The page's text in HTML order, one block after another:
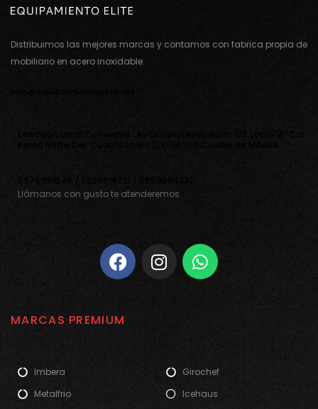
Distribuimos las mejores marcas y contamos con fabrica propia de
mobiliario en acero inoxidable.
Llámanos con gusto te atenderemos
MARCAS PREMIUM
Imbera
Metalfrio
Girochef
Icehaus